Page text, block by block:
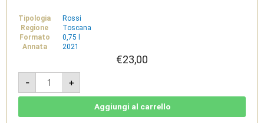
Tipologia
Rossi
Regione
Toscana
Formato
0,75 l
Annata
2021
€23,00
-
Casanova
2021
-
Chianti
+
Aggiungi al carrello